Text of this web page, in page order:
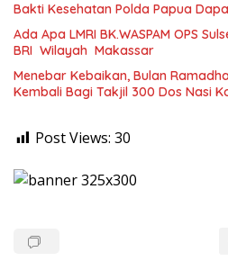
Bakti Kesehatan Polda Papua
Ada Apa LMRI BK.WASPAM OPS
BRI Wilayah Makassar
Menebar Kebaikan, Bulan
Kembali Bagi Takjil 300 Dos Nasi
Post Views: 30